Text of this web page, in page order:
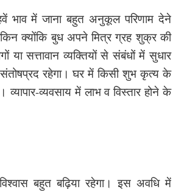
भाव में जाना बहुत अनुकूल परिणाम देने
क्योंकि बुध अपने मित्र ग्रह शुक्र की
या सत्तावान व्यक्तियों से संबंधों में सुधार
संतोषप्रद रहेगा। घर में किसी शुभ कृत्य के
व्यवसाय में लाभ व विस्तार होने के
बहुत बढ़िया रहेगा। इस अवधि में